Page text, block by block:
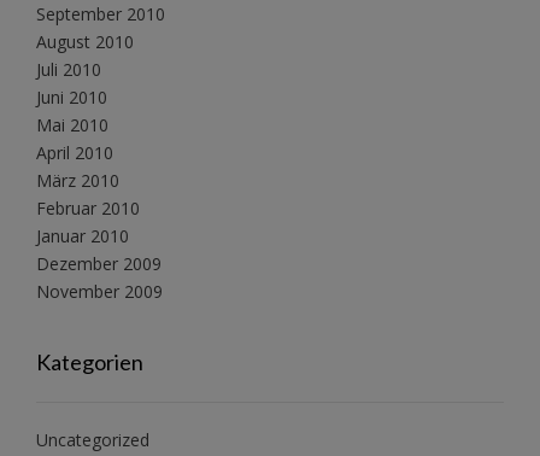
September 2010
August 2010
Juli 2010
Juni 2010
Mai 2010
April 2010
März 2010
Februar 2010
Januar 2010
Dezember 2009
November 2009
Kategorien
Uncategorized